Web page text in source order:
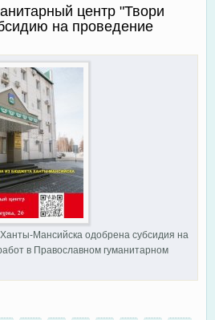
Знаменского храмацентр "Твори
на проведение
Мансийска одобрена субсидия на
в Православном гуманитарном